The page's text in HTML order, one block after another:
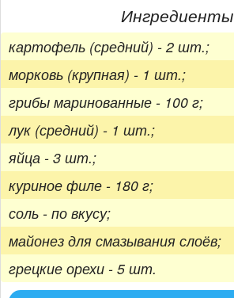
Ингредиенты
картофель (средний) - 2 шт.;
морковь (крупная) - 1 шт.;
грибы маринованные - 100 г;
лук (средний) - 1 шт.;
яйца - 3 шт.;
куриное филе - 180 г;
соль - по вкусу;
майонез для смазывания слоёв;
грецкие орехи - 5 шт.